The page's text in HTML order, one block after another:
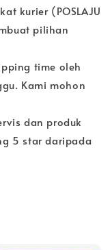
kurier (POSLAJU
pilihan
time oleh
Kami mohon
dan produk
5 star daripada